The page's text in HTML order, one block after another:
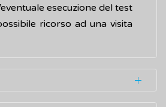
esecuzione del test
ricorso ad una visita